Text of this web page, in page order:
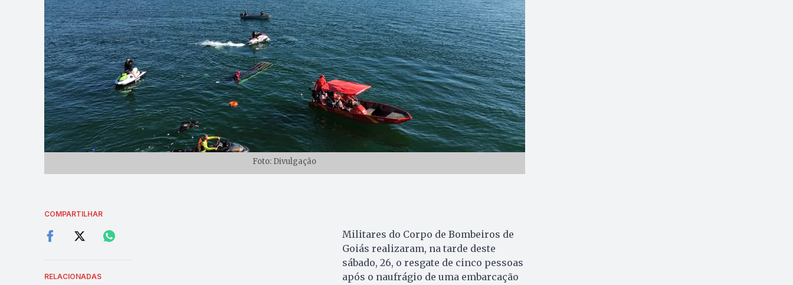
Foto: Divulgação
COMPARTILHAR
RELACIONADAS
Militares do Corpo de Bombeiros de
Goiás realizaram, na tarde deste
sábado, 26, o resgate de cinco pessoas
após o naufrágio de uma embarcação